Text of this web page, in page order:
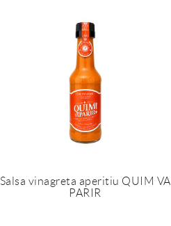
Salsa vinagreta aperitiu QUIM VA
PARIR